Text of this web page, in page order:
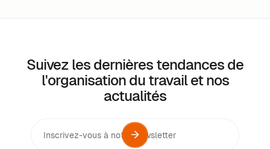
Suivez les dernières tendances de
l'organisation du travail et nos
actualités